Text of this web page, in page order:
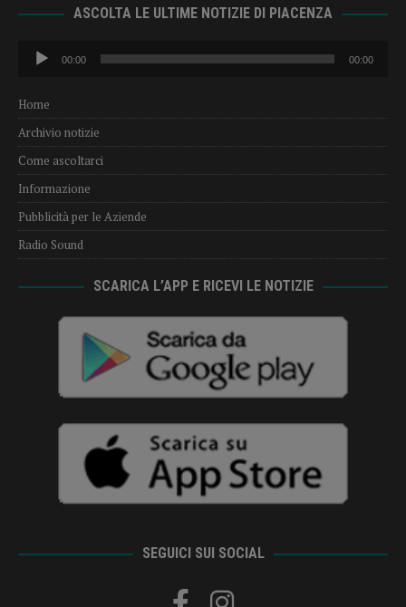
ASCOLTA LE ULTIME NOTIZIE DI PIACENZA
Audio
Player
00:00 00:00
Home
Archivio notizie
Come ascoltarci
Informazione
Pubblicità per le Aziende
Radio Sound
SCARICA L’APP E RICEVI LE NOTIZIE
SEGUICI SUI SOCIAL